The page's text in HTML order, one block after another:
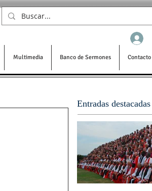
Multimedia Banco de Sermones Contacto
Entradas destacadas